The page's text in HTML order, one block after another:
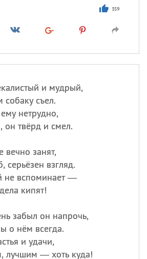
359
и мудрый,
собаку съел.
нетрудно,
он твёрд и смел.
вечно занят,
серьёзен взгляд.
не вспоминает —
кипят!
забыл он напрочь,
о нём всегда.
и удачи,
лучшим — хоть куда!